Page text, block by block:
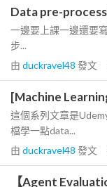
Data pre-
一邊要上課一邊還要
步...
由 duckravel48 發文
[Machine
這個系列文章是
檔學一點data...
由 duckravel48 發文
【Agent